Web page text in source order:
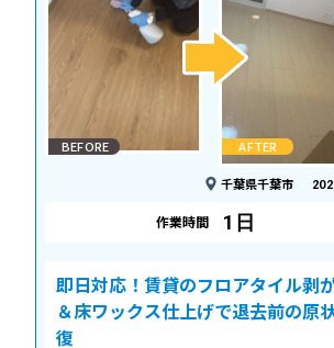
BEFORE AFTER
千葉県千葉市
作業時間 1日
即日対応！賃貸のフロアタイル剥
＆床ワックス仕上げで退去前の原
復